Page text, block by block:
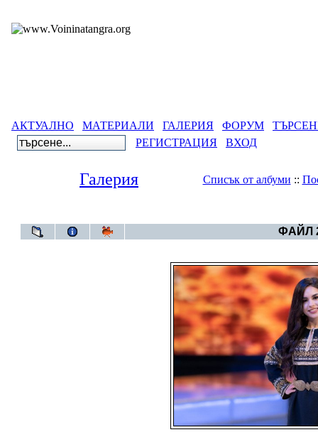
АКТУАЛНО МАТЕРИАЛИ ГАЛЕРИЯ ФОРУМ
РЕГИСТРАЦИЯ
ВХОД
Галерия Списък от албуми ::
ФАЙЛ